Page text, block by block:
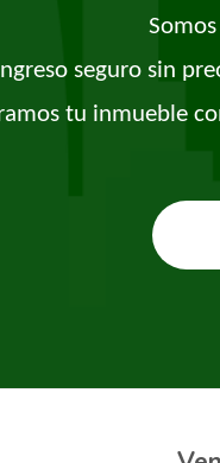
seguro sin
tu inmueble